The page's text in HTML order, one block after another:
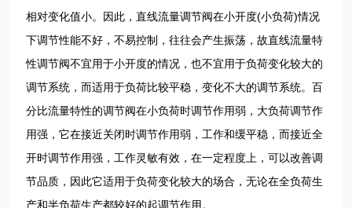
相对变化值小。因此，直线流量调节阀在小开度(小负荷)情况
下调节性能不好，不易控制，往往会产生振荡，故直线流量特
性调节阀不宜用于小开度的情况，也不宜用于负荷变化较大的
调节系统，而适用于负荷比较平稳，变化不大的调节系统。百
分比流量特性的调节阀在小负荷时调节作用弱，大负荷调节作
用强，它在接近关闭时调节作用弱，工作和缓平稳，而接近全
开时调节作用强，工作灵敏有效，在一定程度上，可以改善调
节品质，因此它适用于负荷变化较大的场合，无论在全负荷生
产和半负荷生产都较好的起调节作用。